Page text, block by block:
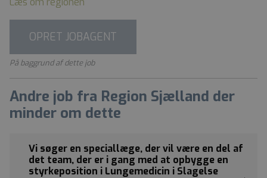
OPRET JOBAGENT
På baggrund af dette job
Andre job fra Region Sjælland der
minder om dette
Vi søger en speciallæge, der vil være en del af
det team, der er i gang med at opbygge en
styrkeposition i Lungemedicin i Slagelse